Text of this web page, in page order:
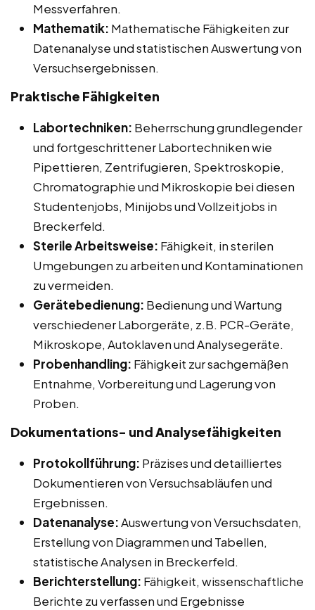
Messverfahren.
Mathematik: Mathematische Fähigkeiten zur
Datenanalyse und statistischen Auswertung von
Versuchsergebnissen.
Praktische Fähigkeiten
Labortechniken: Beherrschung grundlegender
und fortgeschrittener Labortechniken wie
Pipettieren, Zentrifugieren, Spektroskopie,
Chromatographie und Mikroskopie bei diesen
Studentenjobs, Minijobs und Vollzeitjobs in
Breckerfeld.
Sterile Arbeitsweise: Fähigkeit, in sterilen
Umgebungen zu arbeiten und Kontaminationen
zu vermeiden.
Gerätebedienung: Bedienung und Wartung
verschiedener Laborgeräte, z.B. PCR-Geräte,
Mikroskope, Autoklaven und Analysegeräte.
Probenhandling: Fähigkeit zur sachgemäßen
Entnahme, Vorbereitung und Lagerung von
Proben.
Dokumentations- und Analysefähigkeiten
Protokollführung: Präzises und detailliertes
Dokumentieren von Versuchsabläufen und
Ergebnissen.
Datenanalyse:Auswertung von Versuchsdaten,
Erstellung von Diagrammen und Tabellen,
statistische Analysen in Breckerfeld.
Berichterstellung: Fähigkeit, wissenschaftliche
Berichte zu verfassen und Ergebnisse